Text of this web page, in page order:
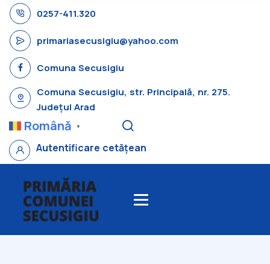
0257-411.320
primariasecusigiu@yahoo.com
Comuna Secusigiu
Comuna Secusigiu, str. Principală, nr. 275.
Județul Arad
Română ▼
Autentificare cetățean